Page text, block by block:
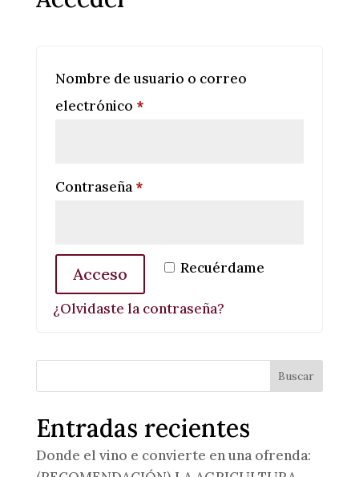
Nombre de usuario o correo
electrónico *Obligatorio
Contraseña*Obligatorio
Recuérdame
Acceso
¿Olvidaste la contraseña?
Buscar
Entradas recientes
Donde el vino e convierte en una ofrenda: